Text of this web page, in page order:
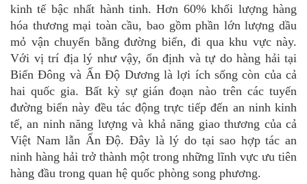
kinh tế bậc nhất hành tinh. Hơn 60% khối lượng hàng
hóa thương mại toàn cầu, bao gồm phần lớn lượng dầu
mỏ vận chuyển bằng đường biển, đi qua khu vực này.
Với vị trí địa lý như vậy, ổn định và tự do hàng hải tại
Biển Đông và Ấn Độ Dương là lợi ích sống còn của cả
hai quốc gia. Bất kỳ sự gián đoạn nào trên các tuyến
đường biển này đều tác động trực tiếp đến an ninh kinh
tế, an ninh năng lượng và khả năng giao thương của cả
Việt Nam lẫn Ấn Độ. Đây là lý do tại sao hợp tác an
ninh hàng hải trở thành một trong những lĩnh vực ưu tiên
hàng đầu trong quan hệ quốc phòng song phương.